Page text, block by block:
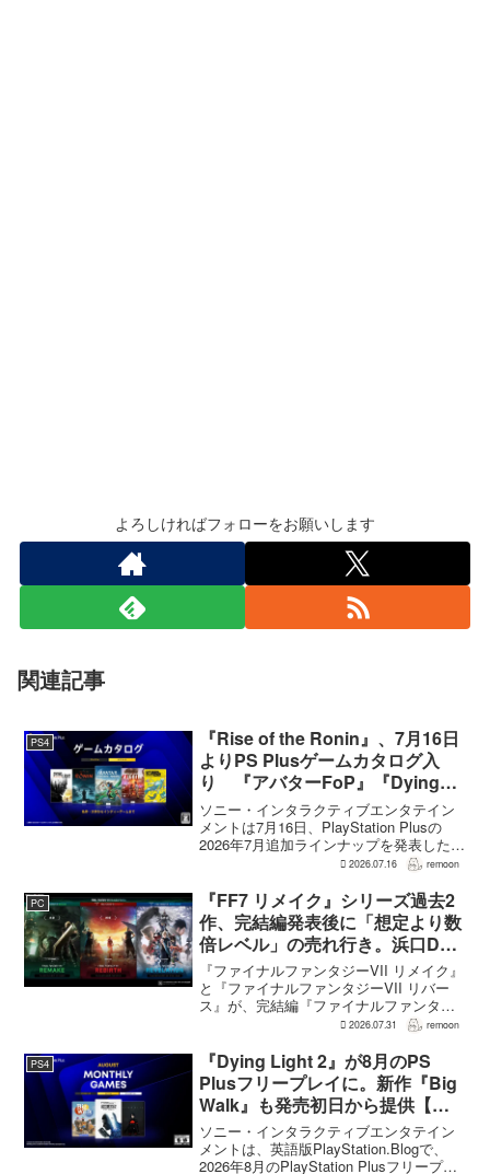
よろしければフォローをお願いします
関連記事
PS4
『Rise of the Ronin』、7月16日
よりPS Plusゲームカタログ入
り 『アバターFoP』『Dying
Light』なども順次配信
ソニー・インタラクティブエンタテイン
メントは7月16日、PlayStation Plusの
2026年7月追加ラインナップを発表した。
幕末の日本を舞台とするTeam NINJAのオ
the Ron...
2026.07.16 remoon
PC
『FF7 リメイク』シリーズ過去2
作、完結編発表後に「想定より数
倍レベル」の売れ行き。浜口Dが
明かす
『ファイナルファンタジーVII リメイク』
と『ファイナルファンタジーVII リバー
ス』が、完結編『ファイナルファンタジ
ーVII リベレーション』の発表後、「我々
ると、シリーズディレクターの浜口直樹
氏がAU...
2026.07.31 remoon
PS4
『Dying Light 2』が8月のPS
Plusフリープレイに。新作『Big
Walk』も発売初日から提供【海
外発表】
ソニー・インタラクティブエンタテイン
メントは、英語版PlayStation.Blogで、
2026年8月のPlayStation Plusフリープレ